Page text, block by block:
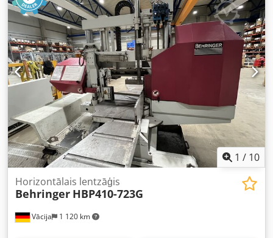
materiāla fiksācija Piederums nerūsējošā tērauda
zāģēšanai Garuma ierobežotājs ar automātisko
pozicionēšanu līdz 6200 mm Dksdpfoznxg Njx Aprer
Rullīšu konveijers ar 1000 mm garu kreisajā pusē Svars:
apmēram 800 kg
1 / 10
Vācija 1 120 km
Horizontālais lentzāģis
Behringer HBP410-723G